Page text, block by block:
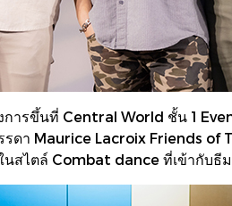
ารขึ้นที่ Central World ชั้น 1
รดา Maurice Lacroix Friends
สไตล์ Combat dance ที่เข้ากับธี